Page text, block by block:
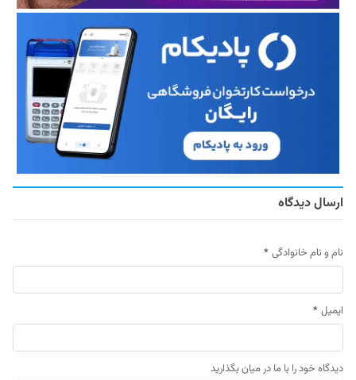
ارسال دیدگاه
نام و نام خانوادگی *
ایمیل *
دیدگاه خود را با ما در میان بگذارید